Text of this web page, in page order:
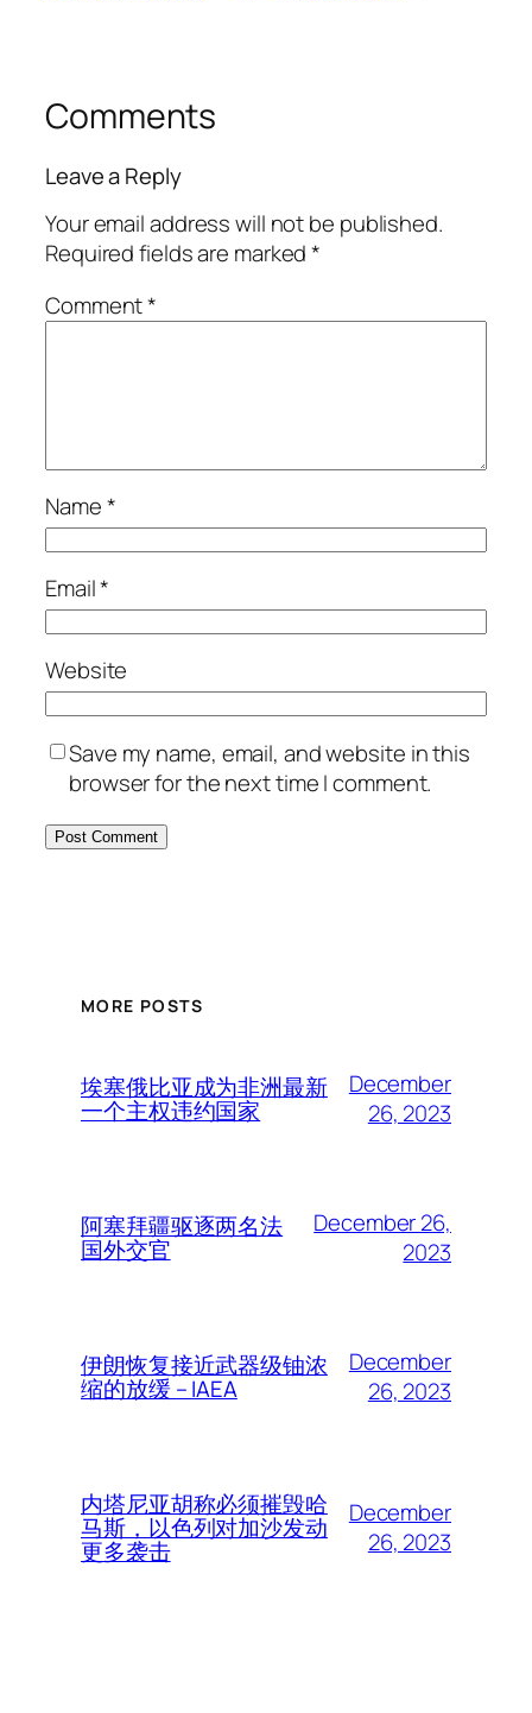
Comments
Leave a Reply
Your email address will not be published.
Required fields are marked*
Comment*
Name*
Email*
Website
Save my name, email, and website in this
browser for the next time I comment.
MORE POSTS
埃塞俄比亚成为非洲最新
一个主权违约国家
December
26, 2023
阿塞拜疆驱逐两名法
国外交官
December 26,
2023
伊朗恢复接近武器级铀浓
缩的放缓 – IAEA
December
26, 2023
内塔尼亚胡称必须摧毁哈
马斯，以色列对加沙发动
更多袭击
December
26, 2023